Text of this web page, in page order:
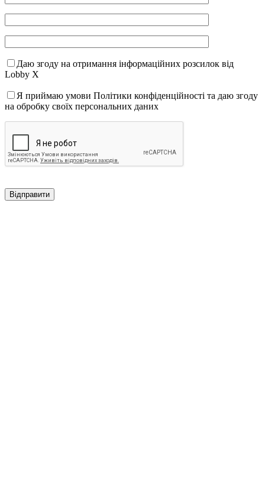
Даю згоду на отримання інформаційних розсилок від
Lobby X
Я приймаю умови Політики конфіденційності та даю згоду
на обробку своїх персональних даних